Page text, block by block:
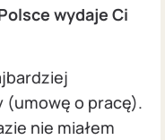
wydaje Ci
(umowę o pracę).
nie miałem